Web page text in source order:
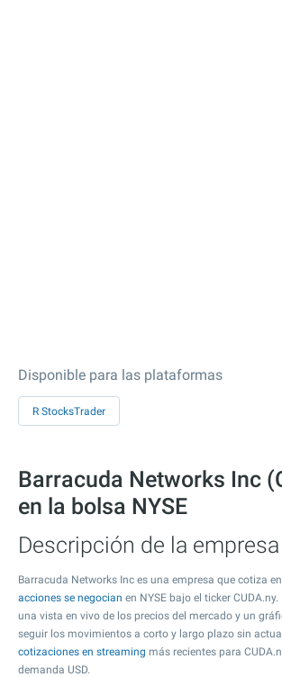
Disponible para las plataformas
R StocksTrader
Barracuda Networks Inc
en la bolsa NYSE
Descripción de la empresa
Barracuda Networks Inc es una empresa que cotiza
acciones se negocian en NYSE bajo el ticker
una vista en vivo de los precios del mercado y un
seguir los movimientos a corto y largo plazo sin
cotizaciones en streaming más recientes para
demanda USD.